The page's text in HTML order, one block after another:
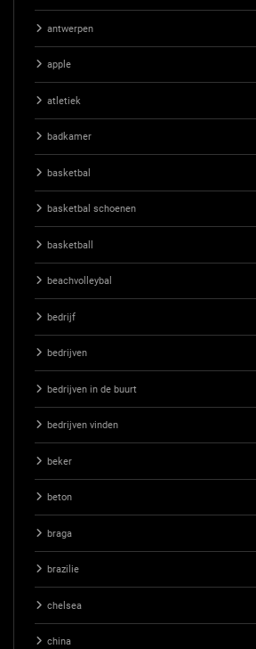
antwerpen
apple
atletiek
badkamer
basketbal
basketbal schoenen
basketball
beachvolleybal
bedrijf
bedrijven
bedrijven in de buurt
bedrijven vinden
beker
beton
braga
brazilie
chelsea
china